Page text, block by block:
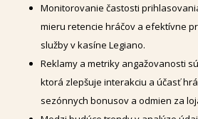
Monitorovanie častosti
mieru retencie hráčov a efektívne
služby v kasíne Legiano.
Reklamy a metriky angažovanosti
ktorá zlepšuje interakciu a účasť
sezónnych bonusov a odmien za